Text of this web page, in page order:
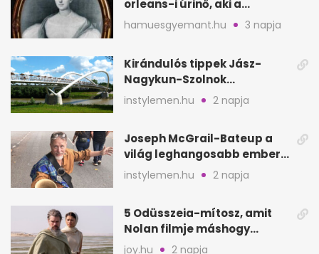
orleans-i úrinő, aki a
padláson kínzott
hamuesgyemant.hu 3 napja
Kirándulós tippek Jász-
Nagykun-Szolnok
megyében: 6 kihagyhatatlan
hely
instylemen.hu 2 napja
Joseph McGrail-Bateup a
világ leghangosabb embere
lett Ausztráliából
instylemen.hu 2 napja
5 Odüsszeia-mítosz, amit
Nolan filmje máshogy
mutat, mint Homérosz
joy.hu 2 napja